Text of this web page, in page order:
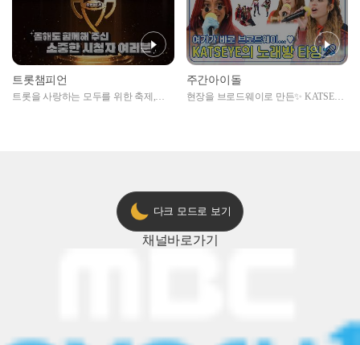
트롯챔피언
트롯을 사랑하는 모두를 위한 축제,
주간아이돌
현장을 브로드웨이로 만든✨ KATSEYE
다크 모드로 보기
채널바로가기